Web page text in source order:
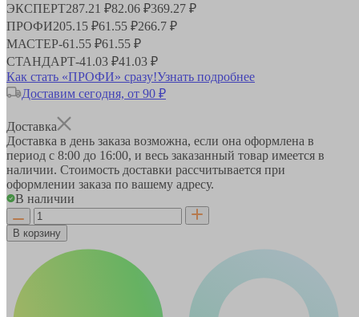
ЭКСПЕРТ287.21 ₽82.06 ₽369.27 ₽
ПРОФИ205.15 ₽61.55 ₽266.7 ₽
МАСТЕР-61.55 ₽61.55 ₽
СТАНДАРТ-41.03 ₽41.03 ₽
Как стать «ПРОФИ» сразу!Узнать подробнее
Доставим сегодня, от 90 ₽
Доставка
Доставка в день заказа возможна, если она оформлена в
период с 8:00 до 16:00, и весь заказанный товар имеется в
наличии. Стоимость доставки рассчитывается при
оформлении заказа по вашему адресу.
В наличии
В корзину